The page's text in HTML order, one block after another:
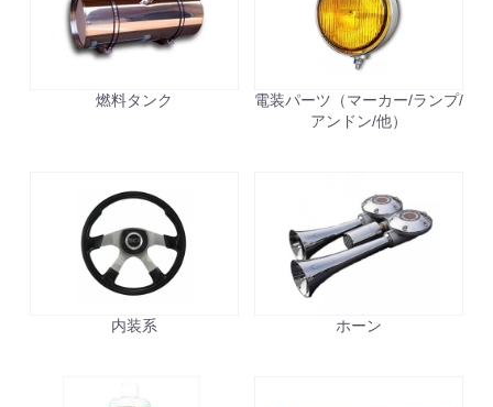
燃料タンク
電装パーツ（マーカー/ランプ/
アンドン/他）
内装系 ホーン